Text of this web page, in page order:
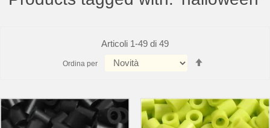
Articoli 1-49 di 49
Ordina per